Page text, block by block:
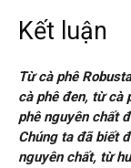
Kết luận
Từ cà phê
cà phê đen, từ cà
phê nguyên chất
Chúng ta đã biết
nguyên chất, từ